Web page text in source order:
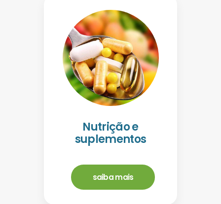
Nutrição e
suplementos
saiba mais